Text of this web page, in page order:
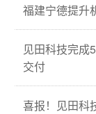
福建宁德提升
见田科技完成
交付
喜报！见田科